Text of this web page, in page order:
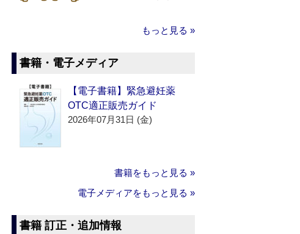
もっと見る »
書籍・電子メディア
【電子書籍】緊急避妊薬
OTC適正販売ガイド
2026年07月31日 (金)
書籍をもっと見る »
電子メディアをもっと見る »
書籍 訂正・追加情報